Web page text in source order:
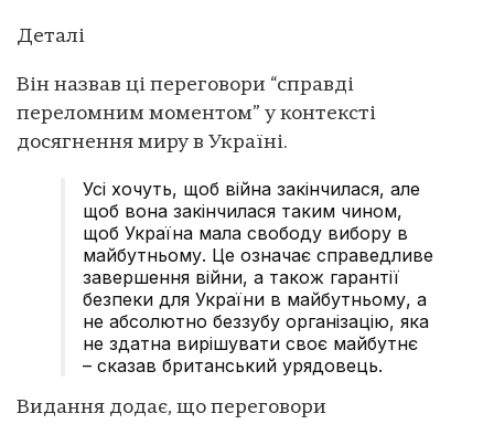
Деталі
Він назвав ці переговори “справді
переломним моментом” у контексті
досягнення миру в Україні.
Усі хочуть, щоб війна закінчилася, але
щоб вона закінчилася таким чином,
щоб Україна мала свободу вибору в
майбутньому. Це означає справедливе
завершення війни, а також гарантії
безпеки для України в майбутньому, а
не абсолютно беззубу організацію, яка
не здатна вирішувати своє майбутнє
– сказав британський урядовець.
Видання додає, що переговори